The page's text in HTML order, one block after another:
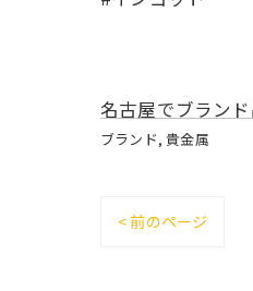
名古屋でブラン
ブランド 貴金属
< 前のページ